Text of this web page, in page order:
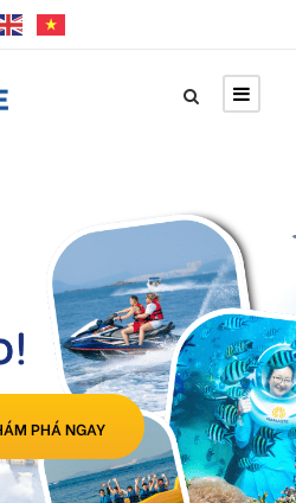
PHÁ NGAY